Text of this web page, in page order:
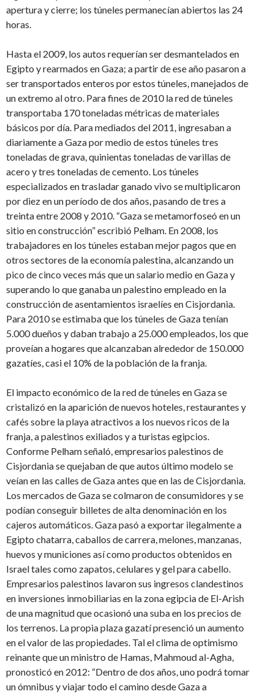
apertura y cierre; los túneles permanecían abiertos las 24
horas.
Hasta el 2009, los autos requerían ser desmantelados en
Egipto y rearmados en Gaza; a partir de ese año pasaron a
ser transportados enteros por estos túneles, manejados de
un extremo al otro. Para fines de 2010 la red de túneles
transportaba 170 toneladas métricas de materiales
básicos por día. Para mediados del 2011, ingresaban a
diariamente a Gaza por medio de estos túneles tres
toneladas de grava, quinientas toneladas de varillas de
acero y tres toneladas de cemento. Los túneles
especializados en trasladar ganado vivo se multiplicaron
por diez en un período de dos años, pasando de tres a
treinta entre 2008 y 2010. “Gaza se metamorfoseó en un
sitio en construcción” escribió Pelham. En 2008, los
trabajadores en los túneles estaban mejor pagos que en
otros sectores de la economía palestina, alcanzando un
pico de cinco veces más que un salario medio en Gaza y
superando lo que ganaba un palestino empleado en la
construcción de asentamientos israelíes en Cisjordania.
Para 2010 se estimaba que los túneles de Gaza tenían
5.000 dueños y daban trabajo a 25.000 empleados, los que
proveían a hogares que alcanzaban alrededor de 150.000
gazatíes, casi el 10% de la población de la franja.
El impacto económico de la red de túneles en Gaza se
cristalizó en la aparición de nuevos hoteles, restaurantes y
cafés sobre la playa atractivos a los nuevos ricos de la
franja, a palestinos exiliados y a turistas egipcios.
Conforme Pelham señaló, empresarios palestinos de
Cisjordania se quejaban de que autos último modelo se
veían en las calles de Gaza antes que en las de Cisjordania.
Los mercados de Gaza se colmaron de consumidores y se
podían conseguir billetes de alta denominación en los
cajeros automáticos. Gaza pasó a exportar ilegalmente a
Egipto chatarra, caballos de carrera, melones, manzanas,
huevos y municiones así como productos obtenidos en
Israel tales como zapatos, celulares y gel para cabello.
Empresarios palestinos lavaron sus ingresos clandestinos
en inversiones inmobiliarias en la zona egipcia de El-Arish
de una magnitud que ocasionó una suba en los precios de
los terrenos. La propia plaza gazatí presenció un aumento
en el valor de las propiedades. Tal el clima de optimismo
reinante que un ministro de Hamas, Mahmoud al-Agha,
pronosticó en 2012: “Dentro de dos años, uno podrá tomar
un ómnibus y viajar todo el camino desde Gaza a